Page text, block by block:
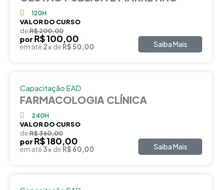
120H
VALOR DO CURSO
deR$ 200,00
por R$ 100,00
em até 2x de R$ 50,00 Saiba Mais
Capacitação EAD
FARMACOLOGIA CLÍNICA
240H
VALOR DO CURSO
deR$ 360,00
por R$ 180,00
em até3x de R$ 60,00 Saiba Mais